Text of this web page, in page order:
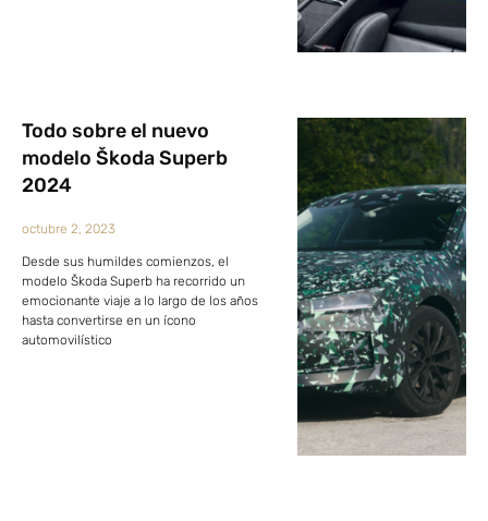
Todo sobre el nuevo
modelo Škoda Superb
2024
octubre 2, 2023
Desde sus humildes comienzos, el
modelo Škoda Superb ha recorrido un
emocionante viaje a lo largo de los años
hasta convertirse en un ícono
automovilístico